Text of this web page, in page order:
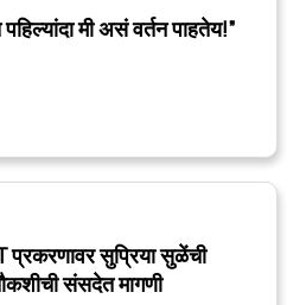
मी असं वर्तन पाहतेय!”
सुप्रिया सुळेंची
संसदेत मागणी